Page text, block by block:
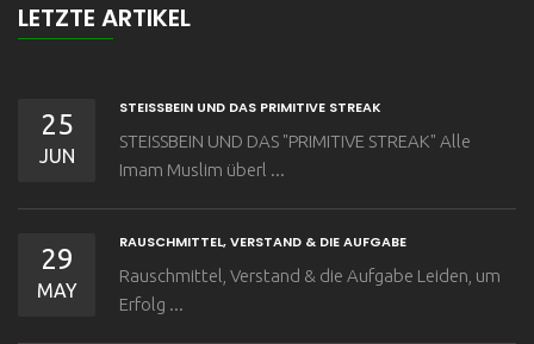
LETZTE ARTIKEL
25
JUN
STEISSBEIN UND DAS PRIMITIVE STREAK
STEISSBEIN UND DAS "PRIMITIVE STREAK" Alle
Imam Muslim überl ...
29
MAY
RAUSCHMITTEL, VERSTAND & DIE AUFGABE
Rauschmittel, Verstand & die Aufgabe Leiden, um
Erfolg ...